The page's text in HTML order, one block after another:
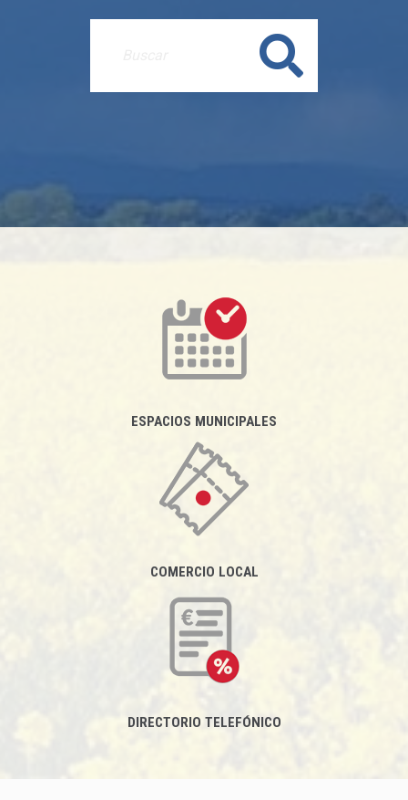
Buscar
ESPACIOS MUNICIPALES
COMERCIO LOCAL
DIRECTORIO TELEFÓNICO